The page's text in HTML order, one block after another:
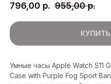
796,00 р. 955,00 р.
КУПИТЬ
Умные часы Apple Watch S11
Case with Purple Fog Sport